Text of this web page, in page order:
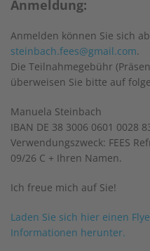
Anmeldung:
Anmelden können Sie sich
steinbach.fees@gmail.com.
Die Teilnahmegebühr
überweisen Sie bitte auf
Manuela Steinbach
IBAN DE 38 3006 0601 0028
Verwendungszweck: FEES
09/26 C + Ihren Namen.
Ich freue mich auf Sie!
Laden Sie sich hier einen
Informationen herunter.